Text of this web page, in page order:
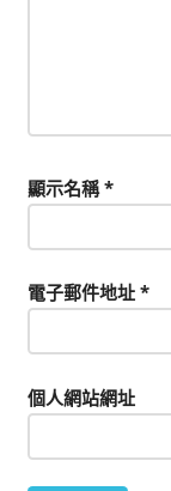
顯示名稱*
電子郵件地址 *
個人網站網址